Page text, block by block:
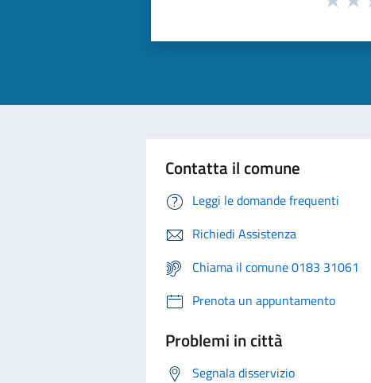
Contatta il comune
Leggi le domande frequenti
Richiedi Assistenza
Chiama il comune 0183 31061
Prenota un appuntamento
Problemi in città
Segnala disservizio